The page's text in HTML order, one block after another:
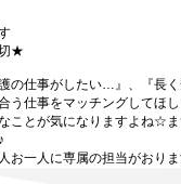
★
護の仕事がしたい…』、『
う仕事をマッチングしてほし
ことが気になりますよね☆
お一人に専属の担当がおり